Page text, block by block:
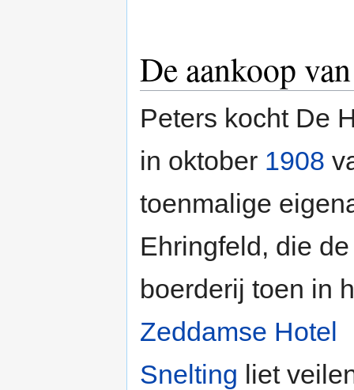
De aankoop
Peters kocht De
in oktober 1908
toenmalige
Ehringfeld, die de
boerderij toen in
Zeddamse Hotel
Snelting liet